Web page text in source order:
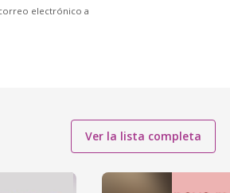
electrónico a
Ver la lista completa